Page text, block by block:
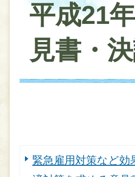
平成21
見書・
緊急雇用対策など効